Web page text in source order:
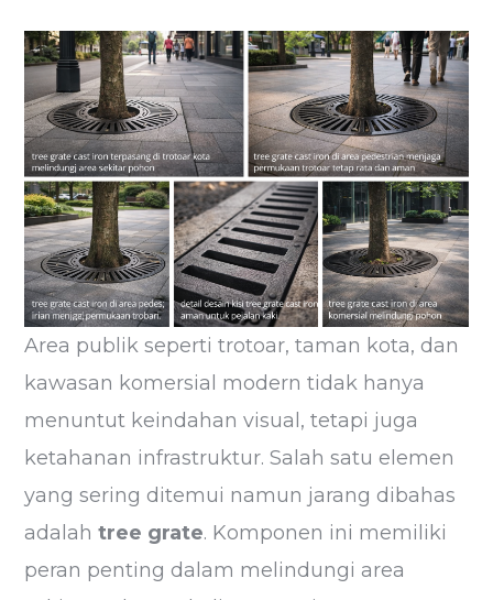
Area publik seperti trotoar, taman kota, dan
kawasan komersial modern tidak hanya
menuntut keindahan visual, tetapi juga
ketahanan infrastruktur. Salah satu elemen
yang sering ditemui namun jarang dibahas
adalahtree grate. Komponen ini memiliki
peran penting dalam melindungi area